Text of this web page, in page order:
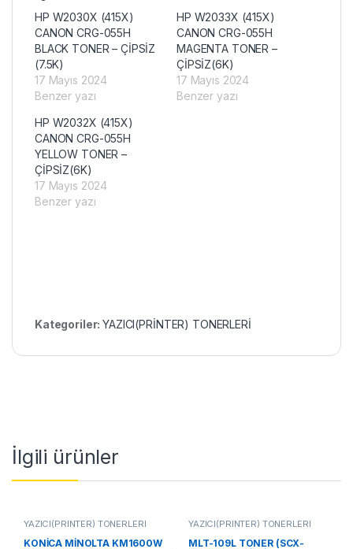
HP W2030X (415X)
CANON CRG-055H
BLACK TONER – ÇİPSİZ
(7.5K)
17 Mayıs 2024
Benzer yazı
HP W2033X (415X)
CANON CRG-055H
MAGENTA TONER –
ÇİPSİZ(6K)
17 Mayıs 2024
Benzer yazı
HP W2032X (415X)
CANON CRG-055H
YELLOW TONER –
ÇİPSİZ(6K)
17 Mayıs 2024
Benzer yazı
Kategoriler:YAZICI(PRİNTER) TONERLERİ
İlgili ürünler
YAZICI(PRİNTER) TONERLERİ
KONİCA MİNOLTA KM1600W
YAZICI(PRİNTER) TONERLERİ
MLT-109L TONER (SCX-